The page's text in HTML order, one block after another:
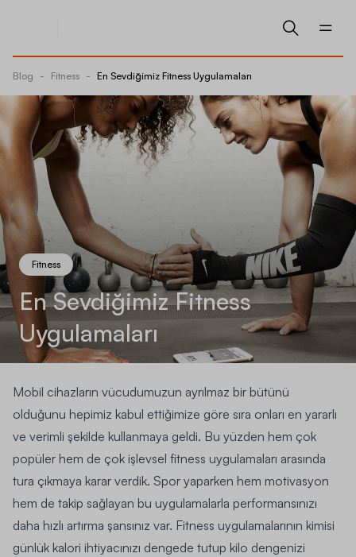
Blog - Fitness - En Sevdiğimiz Fitness Uygulamaları
Fitness
En Sevdiğimiz Fitness
Uygulamaları
Mobil cihazların vücudumuzun ayrılmaz bir bütünü
olduğunu hepimiz kabul ettiğimize göre sıra onları en yararlı
ve verimli şekilde kullanmaya geldi. Bu yüzden hem çok
popüler hem de çok işlevsel fitness uygulamaları arasında
tura çıkmaya karar verdik. Spor yaparken hem motivasyon
hem de takip sağlayan bu uygulamalarla performansınızı
daha hızlı artırma şansınız var. Fitness uygulamalarının kimisi
günlük kalori ihtiyacınızı dengede tutup kilo dengenizi